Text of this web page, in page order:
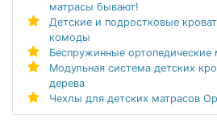
матрасы бывают!
Детские и подростковые
комоды
Беспружинные ортопедические
Модульная система детских
дерева
Чехлы для детских матрасов